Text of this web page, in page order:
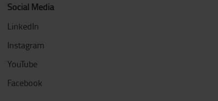
Social Media
LinkedIn
Instagram
YouTube
Facebook